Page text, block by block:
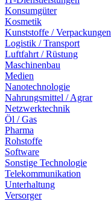
Konsumgüter
Kosmetik
Kunststoffe / Verpackungen
Logistik / Transport
Luftfahrt / Rüstung
Maschinenbau
Medien
Nanotechnologie
Nahrungsmittel / Agrar
Netzwerktechnik
Öl / Gas
Pharma
Rohstoffe
Software
Sonstige Technologie
Telekommunikation
Unterhaltung
Versorger